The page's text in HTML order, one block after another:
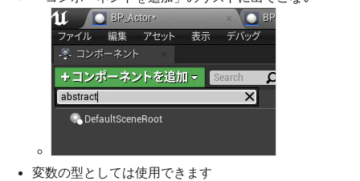
変数の型としては使用できます